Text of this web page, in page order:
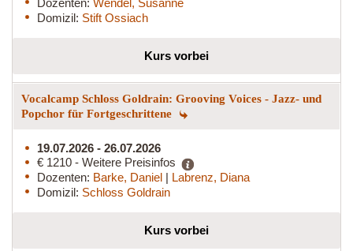
Domizil: Stift Ossiach
Kurs vorbei
Vocalcamp Schloss Goldrain: Grooving Voices - Jazz- und
Popchor für Fortgeschrittene
19.07.2026 - 26.07.2026
€ 1210 - Weitere Preisinfos
Dozenten: Barke, Daniel | Labrenz, Diana
Domizil: Schloss Goldrain
Kurs vorbei